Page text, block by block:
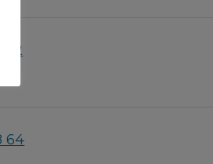
82
64